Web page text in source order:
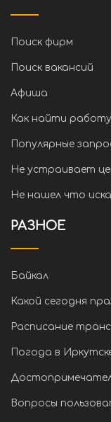
Поиск фирм
Поиск вакансий
Афиша
Как найти
Популярные
Не устраивает
Не нашел что
РАЗНОЕ
Байкал
Какой сегодня
Расписание
Погода в
Вопросы